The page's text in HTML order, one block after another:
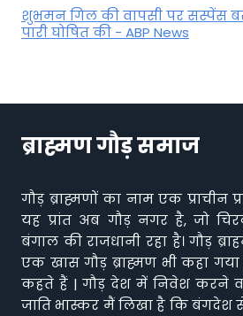
शुभमन गिल की वापसी पर सस्पेंस
पारी घोषित की - ABP News
ब्राह्मण गौड़ समाज
गौड़ ब्राह्मणों का नाम एक प्राचीन
यह प्रांत अब गौड़ नगर है, जो
बंगाल की राजधानी रहा है। गौड़
एक खास गौड़ ब्राह्मण भी कहा
कहते हैं | गौड़ देश में निवेश करने
जाति भास्कर मैं लिखा है कि